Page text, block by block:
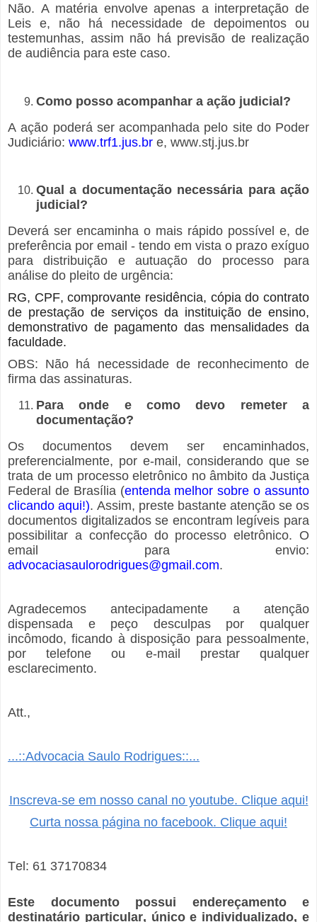
Não. A matéria envolve apenas a interpretação de
Leis e, não há necessidade de depoimentos ou
testemunhas, assim não há previsão de realização
de audiência para este caso.
Como posso acompanhar a ação judicial?
A ação poderá ser acompanhada pelo site do Poder
Judiciário: www.trf1.jus.br e, www.stj.jus.br
Qual a documentação necessária para ação
judicial?
Deverá ser encaminha o mais rápido possível e, de
preferência por email - tendo em vista o prazo exíguo
para distribuição e autuação do processo para
análise do pleito de urgência:
RG, CPF, comprovante residência, cópia do contrato
de prestação de serviços da instituição de ensino,
demonstrativo de pagamento das mensalidades da
faculdade.
OBS: Não há necessidade de reconhecimento de
firma das assinaturas.
Para onde e como devo remeter a
documentação?
Os documentos devem ser encaminhados,
preferencialmente, por e-mail, considerando que se
trata de um processo eletrônico no âmbito da Justiça
Federal de Brasília (entenda melhor sobre o assunto
clicando aqui!). Assim, preste bastante atenção se os
documentos digitalizados se encontram legíveis para
possibilitar a confecção do processo eletrônico. O
email para envio:
advocaciasaulorodrigues@gmail.com.
Agradecemos antecipadamente a atenção
dispensada e peço desculpas por qualquer
incômodo, ficando à disposição para pessoalmente,
por telefone ou e-mail prestar qualquer
esclarecimento.
Att.,
...::Advocacia Saulo Rodrigues::...
Inscreva-se em nosso canal no youtube. Clique aqui!
Curta nossa página no facebook. Clique aqui!
Tel: 61 37170834
Este documento possui endereçamento e
destinatário particular, único e individualizado, e